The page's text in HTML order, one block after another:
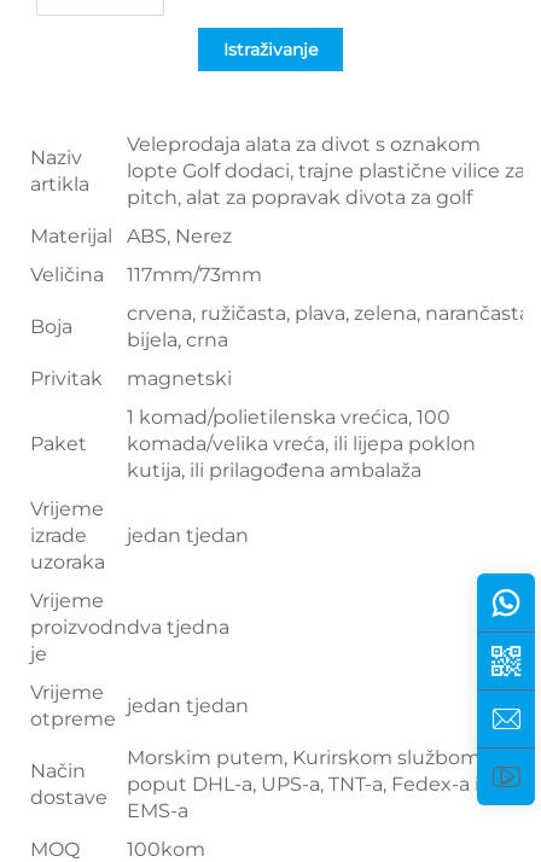
Istraživanje
Naziv
artikla
Veleprodaja alata za divot s oznakom
lopte Golf dodaci, trajne plastične vilice za
pitch, alat za popravak divota za golf
Materijal
ABS, Nerez
Veličina
117mm/73mm
Boja
crvena, ružičasta, plava, zelena, narančasta,
bijela, crna
Privitak
magnetski
Paket
1 komad/polietilenska vrećica, 100
komada/velika vreća, ili lijepa poklon
kutija, ili prilagođena ambalaža
Vrijeme
izrade
uzoraka
jedan tjedan
Vrijeme
proizvodn
je
dva tjedna
Vrijeme
otpreme
jedan tjedan
Način
dostave
Morskim putem, Kurirskom službom:
poput DHL-a, UPS-a, TNT-a, Fedex-a ili
EMS-a
MOQ
100kom